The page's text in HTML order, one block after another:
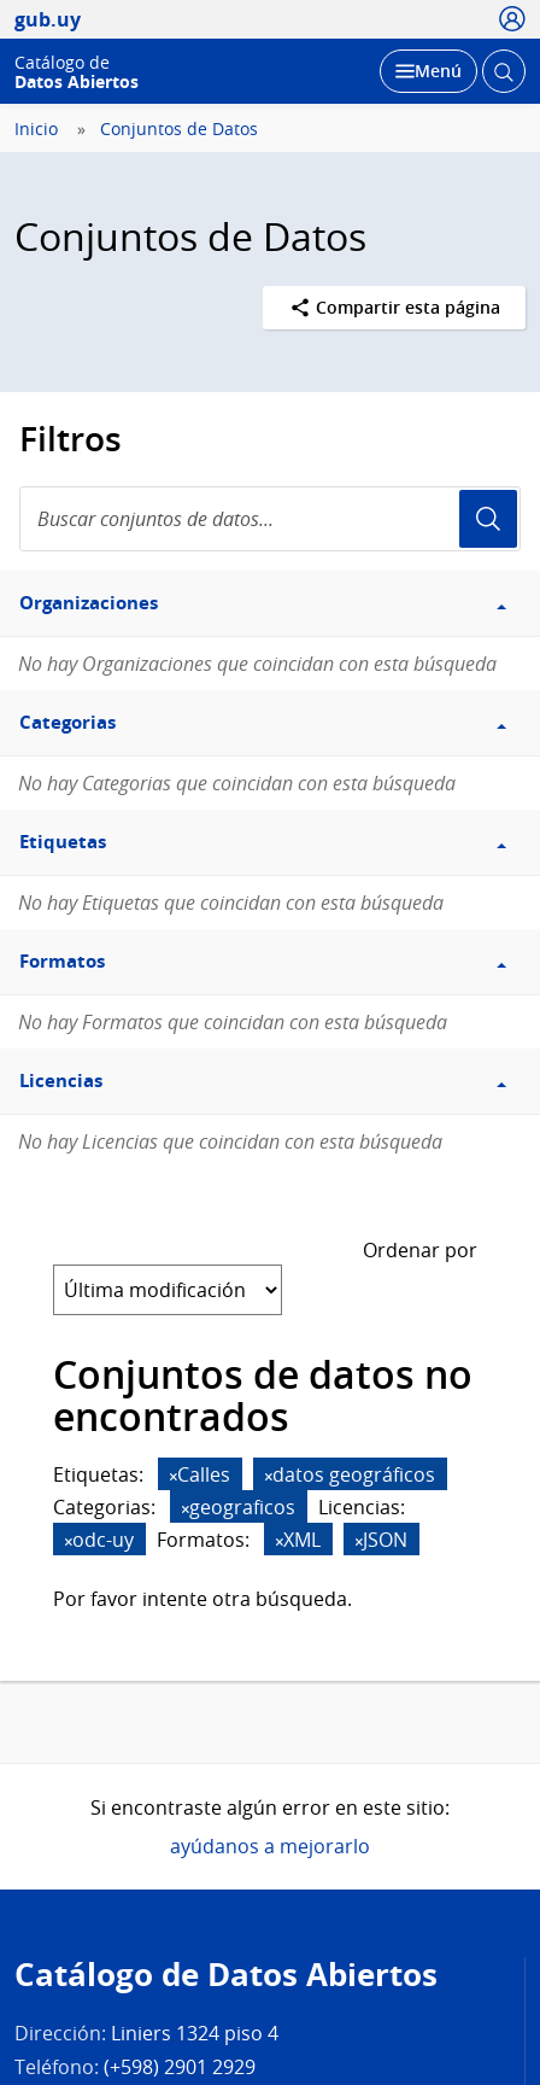
gub.uy
Catálogo de
Datos Abiertos
Desplegar
Menú Abrir
Inicio Conjuntos de Datos
Conjuntos de Datos
Compartir esta página
Filtros
conjuntos
de
Filtro
Organizaciones
Organizaciones
No hay Organizaciones que coincidan con esta búsqueda
Filtro
Categorias
Categorias
No hay Categorias que coincidan con esta búsqueda
Filtro
Etiquetas
Etiquetas
No hay Etiquetas que coincidan con esta búsqueda
Filtro
Formatos
Formatos
No hay Formatos que coincidan con esta búsqueda
Filtro
Licencias
Licencias
No hay Licencias que coincidan con esta búsqueda
Ordenar por
Conjuntos de datos no
encontrados
Etiquetas: Calles
datos geográficos
Categorias:
geograficos
Licencias:
odc-uy
Formatos: XML JSON
Por favor intente otra búsqueda.
Si encontraste algún error en este sitio:
ayúdanos a mejorarlo
de
página
Catálogo de Datos Abiertos
Dirección: Liniers 1324 piso 4
Teléfono: (+598) 2901 2929